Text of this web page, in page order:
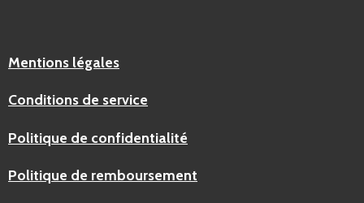
Mentions légales
Conditions de service
Politique de confidentialité
Politique de remboursement